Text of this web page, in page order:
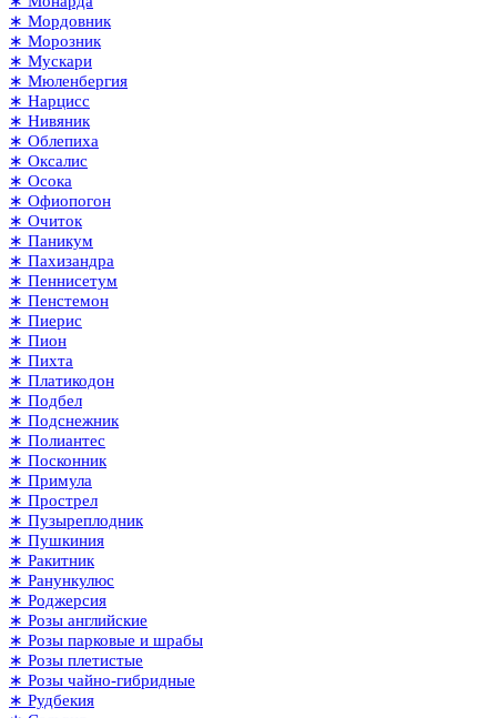
∗ Мордовник
∗ Морозник
∗ Мускари
∗ Мюленбергия
∗ Нарцисс
∗ Нивяник
∗ Облепиха
∗ Оксалис
∗ Осока
∗ Офиопогон
∗ Очиток
∗ Паникум
∗ Пахизандра
∗ Пеннисетум
∗ Пенстемон
∗ Пиерис
∗ Пион
∗ Пихта
∗ Платикодон
∗ Подбел
∗ Подснежник
∗ Полиантес
∗ Посконник
∗ Примула
∗ Прострел
∗ Пузыреплодник
∗ Пушкиния
∗ Ракитник
∗ Ранункулюс
∗ Роджерсия
∗ Розы английские
∗ Розы парковые и шрабы
∗ Розы плетистые
∗ Розы чайно-гибридные
∗ Рудбекия